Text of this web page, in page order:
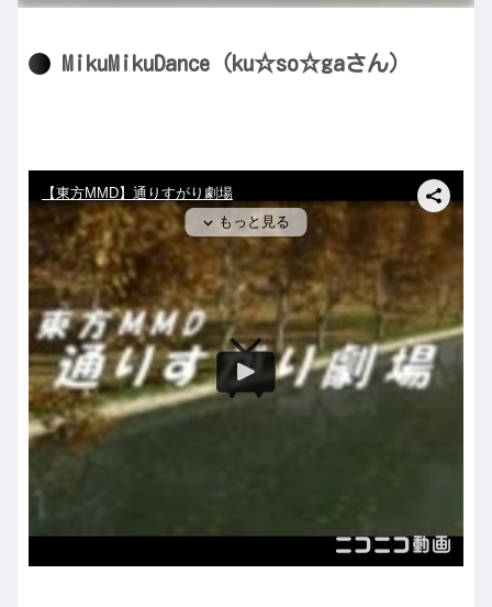
MikuMikuDance（ku☆so☆gaさん）